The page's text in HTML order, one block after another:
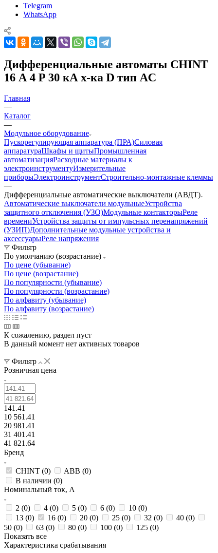
Telegram
WhatsApp
Дифференциальные автоматы CHINT
16 А 4 P 30 кА х-ка D тип AC
Главная
—
Каталог
—
Модульное оборудование
Пускорегулирующая аппаратура (ПРА)Силовая
аппаратураШкафы и щитыПромышленная
автоматизацияРасходные материалы к
электроинструментуИзмерительные
приборыЭлектроинструментСтроительно-монтажные клеммы
—
Дифференциальные автоматические выключатели (АВДТ)
Автоматические выключатели модульныеУстройства
защитного отключения (УЗО)Модульные контакторыРеле
времениУстройства защиты от импульсных перенапряжений
(УЗИП)Дополнительные модульные устройства и
аксессуарыРеле напряжения
Фильтр
По умолчанию (возрастание)
По цене (убывание)
По цене (возрастание)
По популярности (убывание)
По популярности (возрастание)
По алфавиту (убывание)
По алфавиту (возрастание)
К сожалению, раздел пуст
В данный момент нет активных товаров
Фильтр
Розничная цена
141.41
10 561.41
20 981.41
31 401.41
41 821.64
Бренд
CHINT (0) ABB (0)
В наличии (0)
Номинальный ток, А
2 (0) 4 (0) 5 (0) 6 (0) 10 (0)
13 (0) 16 (0) 20 (0) 25 (0) 32 (0) 40 (0)
50 (0) 63 (0) 80 (0) 100 (0) 125 (0)
Показать все
Характеристика срабатывания